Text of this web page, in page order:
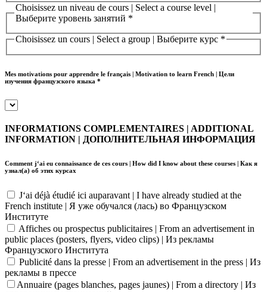
Choisissez un niveau de cours | Select a course level |
Выберите уровень занятий *
Choisissez un cours | Select a group | Выберите курс *
Mes motivations pour apprendre le français | Motivation to learn French | Цели
изучения французского языка *
INFORMATIONS COMPLEMENTAIRES | ADDITIONAL
INFORMATION | ДОПОЛНИТЕЛЬНАЯ ИНФОРМАЦИЯ
Comment j‘ai eu connaissance de ces cours | How did I know about these courses | Как я
узнал(а) об этих курсах
J‘ai déjà étudié ici auparavant | I have already studied at the
French institute | Я уже обучался (лась) во Французском
Институте
Affiches ou prospectus publicitaires | From an advertisement in
public places (posters, flyers, video clips) | Из рекламы
Французского Института
Publicité dans la presse | From an advertisement in the press | Из
рекламы в прессе
Annuaire (pages blanches, pages jaunes) | From a directory | Из